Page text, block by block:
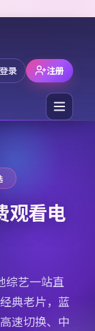
登录 注册
观看电
综艺一站直
典老片，蓝
速切换、中